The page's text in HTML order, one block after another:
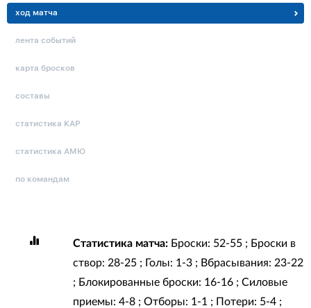
ход матча
лента событий
карта бросков
составы
статистика КАР
статистика АМЮ
по командам
Статистика матча:Броски: 52-55 ; Броски в
створ: 28-25 ; Голы: 1-3 ; Вбрасывания: 23-22
; Блокированные броски: 16-16 ; Силовые
приемы: 4-8 ; Отборы: 1-1 ; Потери: 5-4 ;